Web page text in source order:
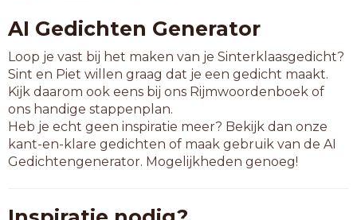
AI Gedichten Generator
Loop je vast bij het maken van je Sinterklaasgedicht?
Sint en Piet willen graag dat je een gedicht maakt.
Kijk daarom ook eens bij ons Rijmwoordenboek of
ons handige stappenplan.
Heb je echt geen inspiratie meer? Bekijk dan onze
kant-en-klare gedichten of maak gebruik van de AI
Gedichtengenerator. Mogelijkheden genoeg!